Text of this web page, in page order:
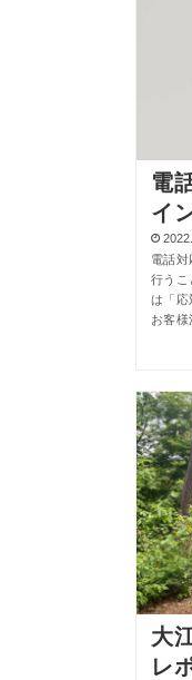
電
イ
電話対
行うこ
は「応
お客様
大
レ